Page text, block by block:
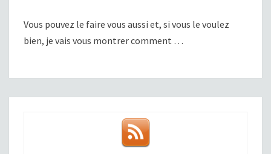
Vous pouvez le faire vous aussi et, si vous le voulez
bien, je vais vous montrer comment …